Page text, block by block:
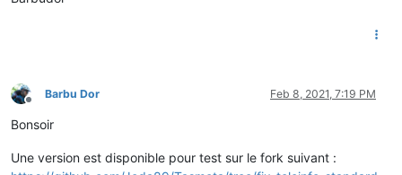
Offline
Barbu Dor Feb 8, 2021, 7:19 PM
Bonsoir
Une version est disponible pour test sur le fork suivant :